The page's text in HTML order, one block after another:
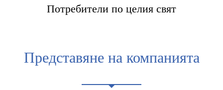
Потребители по целия свят
Представяне на компанията